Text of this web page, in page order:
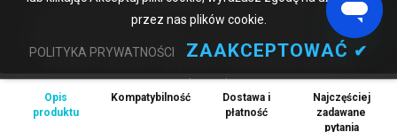
Opis
produktu
Kompatybilność
Dostawa i
płatność
Najczęściej
zadawane
pytania
Wyznaczone znaki handlowe i marki są własnością ich właścicieli.
BateriaBuy.pl nie jest powiązany z żadnymi markami OEM. Wszystkie
produkty na tej stronie są ogólnymi, nieoryginalnymi częściami
zamiennymi.
Wymienione nazwy marek i oznaczenia modeli mają jedynie na celu
wykazanie zgodności tych produktów z różnymi urządzeniami.
przez nas plików cookie.
POLITYKA PRYWATNOŚCI ZAAKCEPTOWAĆ ✔